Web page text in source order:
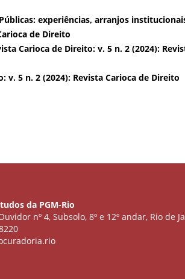
experiências, arranjos
de Direito
Carioca de Direito: v. 5 n. 2 (2024):
v. 5 n. 2 (2024): Revista Carioca de Direito
da PGM-Rio
nº 4, Subsolo, 8º e 12º andar, Rio de